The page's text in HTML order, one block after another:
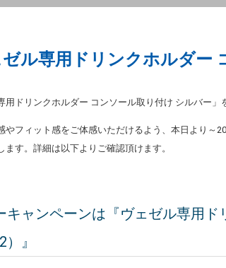
ゼル専用ドリンクホルダー
用ドリンクホルダー コンソール取り付け シルバー
やフィット感をご体感いただけるよう、本日より～
ます。詳細は以下よりご確認頂けます。
キャンペーンは『ヴェゼル専用
）』